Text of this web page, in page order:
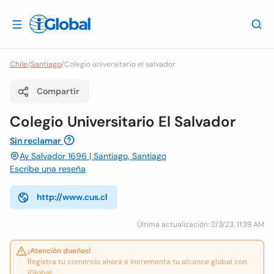
Chile/Santiago/Colegio universitario el salvador
Compartir
Colegio Universitario El Salvador
Sin reclamar
Av Salvador 1696 | Santiago, Santiago
Escribe una reseña
http://www.cus.cl
Última actualización: 2/3/23, 11:39 AM
¡Atención dueños!
Registra tu comercio ahora e incrementa tu alcance global con